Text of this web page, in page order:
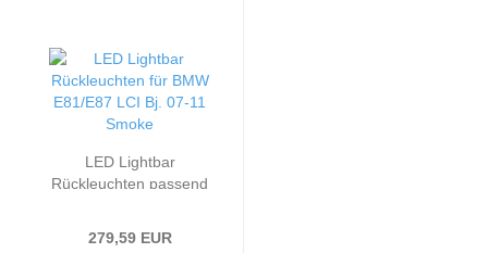
LED Lightbar
Rückleuchten passend
279,59 EUR